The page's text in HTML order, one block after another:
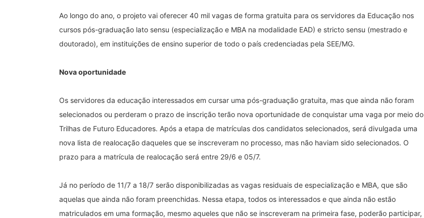
Ao longo do ano, o projeto vai oferecer 40 mil vagas de forma gratuita para os servidores da Educação nos
cursos pós-graduação lato sensu (especialização e MBA na modalidade EAD) e stricto sensu (mestrado e
doutorado), em instituições de ensino superior de todo o país credenciadas pela SEE/MG.
Nova oportunidade
Os servidores da educação interessados em cursar uma pós-graduação gratuita, mas que ainda não foram
selecionados ou perderam o prazo de inscrição terão nova oportunidade de conquistar uma vaga por meio do
Trilhas de Futuro Educadores. Após a etapa de matrículas dos candidatos selecionados, será divulgada uma
nova lista de realocação daqueles que se inscreveram no processo, mas não haviam sido selecionados. O
prazo para a matrícula de realocação será entre 29/6 e 05/7.
Já no período de 11/7 a 18/7 serão disponibilizadas as vagas residuais de especialização e MBA, que são
aquelas que ainda não foram preenchidas. Nessa etapa, todos os interessados e que ainda não estão
matriculados em uma formação, mesmo aqueles que não se inscreveram na primeira fase, poderão participar,